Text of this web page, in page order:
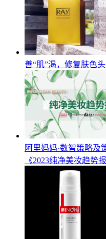
善“肌”渴，修复肤色
阿里妈妈·数智策略及
《2023纯净美妆趋势报